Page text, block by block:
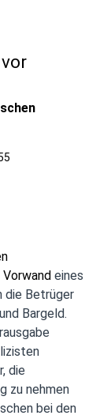
eines
die Betrüger
Bargeld.
die
zu nehmen
bei den